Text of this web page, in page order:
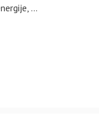
…